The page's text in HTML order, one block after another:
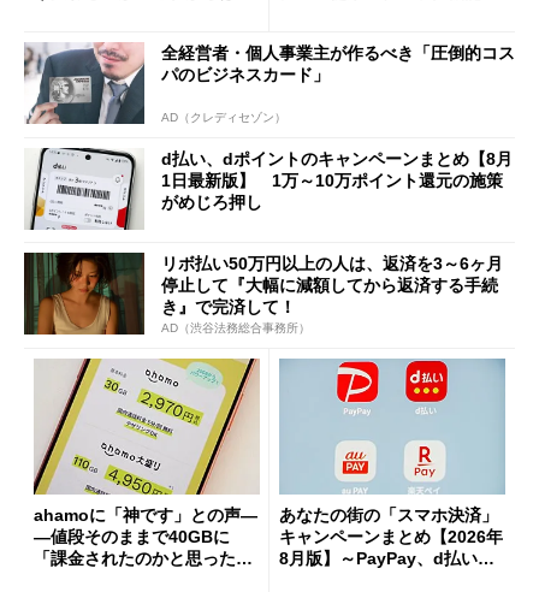
全経営者・個人事業主が作るべき「圧倒的コス
パのビジネスカード」
AD（クレディセゾン）
d払い、dポイントのキャンペーンまとめ【8月
1日最新版】 1万～10万ポイント還元の施策
がめじろ押し
リボ払い50万円以上の人は、返済を3～6ヶ月
停止して『大幅に減額してから返済する手続
き』で完済して！
AD（渋谷法務総合事務所）
ahamoに「神です」との声―
―値段そのままで40GBに
「課金されたのかと思った」
あなたの街の「スマホ決済」
キャンペーンまとめ【2026年
8月版】～PayPay、d払い、a